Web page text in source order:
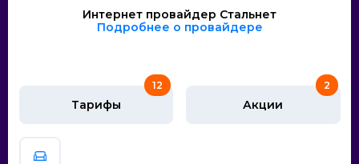
Интернет провайдер Стальнет
Подробнее о провайдере
Тарифы
12
Акции
2